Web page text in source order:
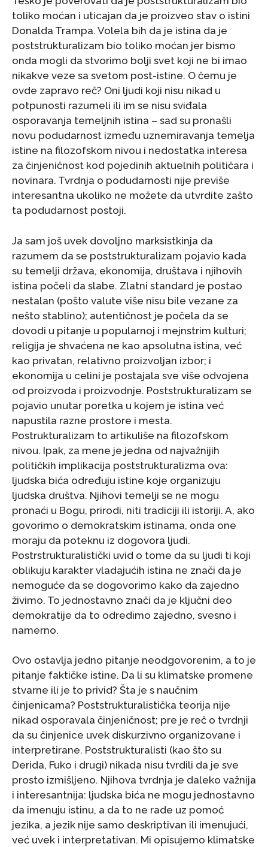
toliko moćan i uticajan da je proizveo stav o istini
Donalda Trampa. Volela bih da je istina da je
poststrukturalizam bio toliko moćan jer bismo
onda mogli da stvorimo bolji svet koji ne bi imao
nikakve veze sa svetom post-istine. O čemu je
ovde zapravo reč? Oni ljudi koji nisu nikad u
potpunosti razumeli ili im se nisu sviđala
osporavanja temeljnih istina – sad su pronašli
novu podudarnost između uznemiravanja temelja
istine na filozofskom nivou i nedostatka interesa
za činjeničnost kod pojedinih aktuelnih političara i
novinara. Tvrdnja o podudarnosti nije previše
interesantna ukoliko ne možete da utvrdite zašto
ta podudarnost postoji.
Ja sam još uvek dovoljno marksistkinja da
razumem da se poststrukturalizam pojavio kada
su temelji država, ekonomija, društava i njihovih
istina počeli da slabe. Zlatni standard je postao
nestalan (pošto valute više nisu bile vezane za
nešto stablino); autentičnost je počela da se
dovodi u pitanje u popularnoj i mejnstrim kulturi;
religija je shvaćena ne kao apsolutna istina, već
kao privatan, relativno proizvoljan izbor; i
ekonomija u celini je postajala sve više odvojena
od proizvoda i proizvodnje. Poststrukturalizam se
pojavio unutar poretka u kojem je istina već
napustila razne prostore i mesta.
Postrukturalizam to artikuliše na filozofskom
nivou. Ipak, za mene je jedna od najvažnijih
političkih implikacija poststrukturalizma ova:
ljudska bića određuju istine koje organizuju
ljudska društva. Njihovi temelji se ne mogu
pronaći u Bogu, prirodi, niti tradiciji ili istoriji. A, ako
govorimo o demokratskim istinama, onda one
moraju da poteknu iz dogovora ljudi.
Postrstrukturalistički uvid o tome da su ljudi ti koji
oblikuju karakter vladajućih istina ne znači da je
nemoguće da se dogovorimo kako da zajedno
živimo. To jednostavno znači da je ključni deo
demokratije da to odredimo zajedno, svesno i
namerno.
Ovo ostavlja jedno pitanje neodgovorenim, a to je
pitanje faktičke istine. Da li su klimatske promene
stvarne ili je to privid? Šta je s naučnim
činjenicama? Poststrukturalistička teorija nije
nikad osporavala činjeničnost; pre je reč o tvrdnji
da su činjenice uvek diskurzivno organizovane i
interpretirane. Poststrukturalisti (kao što su
Derida, Fuko i drugi) nikada nisu tvrdili da je sve
prosto izmišljeno. Njihova tvrdnja je daleko važnija
i interesantnija: ljudska bića ne mogu jednostavno
da imenuju istinu, a da to ne rade uz pomoć
jezika, a jezik nije samo deskriptivan ili imenujući,
već uvek i interpretativan. Mi opisujemo klimatske